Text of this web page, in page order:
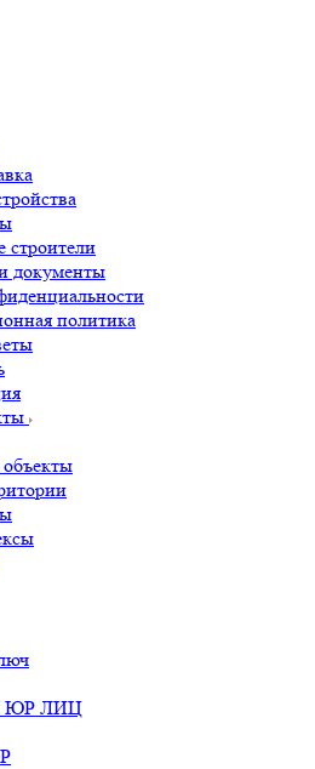
строители
документы
политика
ЮР ЛИЦ